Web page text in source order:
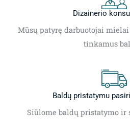
Dizainerio
Mūsų patyrę darbuotojai
tinkamus
Baldų pristatymu
Siūlome baldų pristatymo ir